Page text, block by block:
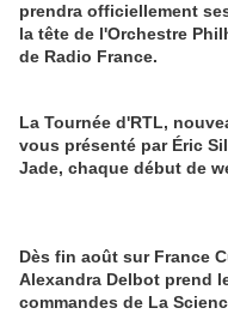
prendra officiellement
la tête de l'Orchestre
de Radio France.
La Tournée d'RTL,
vous présenté par Éric
Jade, chaque début de
Dès fin août sur France
Alexandra Delbot prend
commandes de La